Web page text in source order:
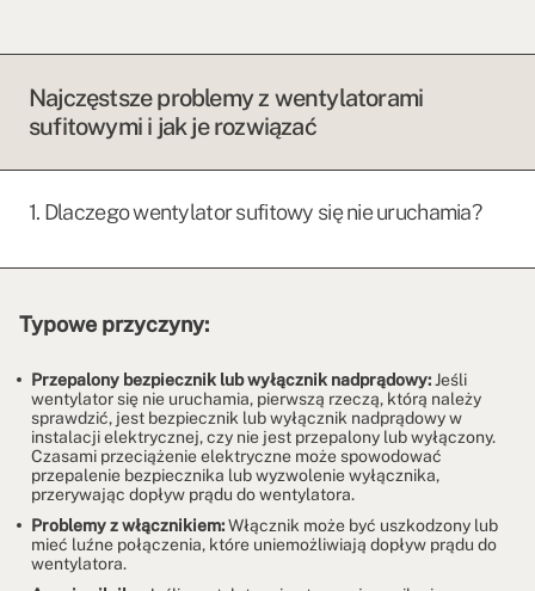
Najczęstsze problemy z wentylatorami
sufitowymi i jak je rozwiązać
1. Dlaczego wentylator sufitowy się nie uruchamia?
Typowe przyczyny:
Przepalony bezpiecznik lub wyłącznik nadprądowy: Jeśli
wentylator się nie uruchamia, pierwszą rzeczą, którą należy
sprawdzić, jest bezpiecznik lub wyłącznik nadprądowy w
instalacji elektrycznej, czy nie jest przepalony lub wyłączony.
Czasami przeciążenie elektryczne może spowodować
przepalenie bezpiecznika lub wyzwolenie wyłącznika,
przerywając dopływ prądu do wentylatora.
Problemy z włącznikiem:Włącznik może być uszkodzony lub
mieć luźne połączenia, które uniemożliwiają dopływ prądu do
wentylatora.